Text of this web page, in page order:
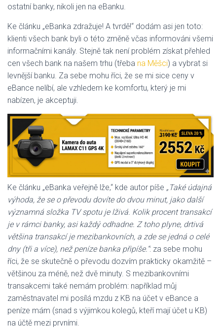
ostatní banky, nikoli jen na eBanku.
Ke článku „eBanka zdražuje! A tvrdě!“ dodám asi jen toto:
klienti všech bank byli o této změně včas informováni všemi
informačními kanály. Stejně tak není problém získat přehled
cen všech bank na našem trhu (třeba na Měšci) a vybrat si
levnější banku. Za sebe mohu říci, že se mi sice ceny v
eBance nelíbí, ale vzhledem ke komfortu, který je mi
nabízen, je akceptuji.
Ke článku „eBanka veřejně lže,“ kde autor píše „Také údajná
výhoda, že se o převodu dovíte do dvou minut, jako další
významná složka TV spotu je lživá. Kolik procent transakcí
je v rámci banky, asi každý odhadne. Z toho plyne, drtivá
většina transakcí je mezibankovních, a zde se jedná o celé
dny (tři a více), než peníze banka připíše.“: za sebe mohu
říci, že se skutečně o převodu dozvím prakticky okamžitě –
většinou za méně, než dvě minuty. S mezibankovními
transakcemi také nemám problém: například můj
zaměstnavatel mi posílá mzdu z KB na účet v eBance a
peníze mám (snad s výjimkou kolegů, kteří mají účet u KB)
na účtě mezi prvními.